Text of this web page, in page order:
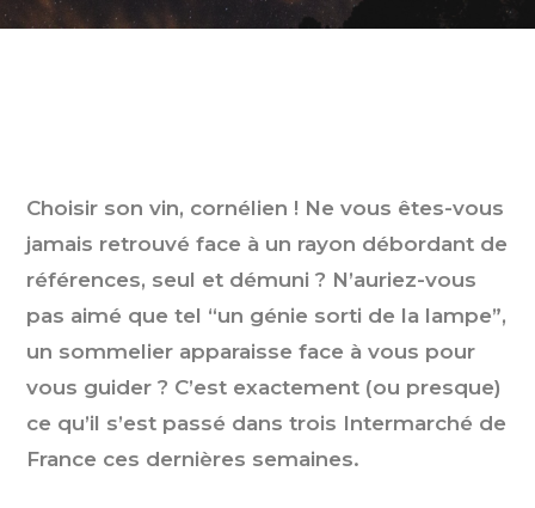
Choisir son vin, cornélien ! Ne vous êtes-vous
jamais retrouvé face à un rayon débordant de
références, seul et démuni ? N’auriez-vous
pas aimé que tel “un génie sorti de la lampe”,
un sommelier apparaisse face à vous pour
vous guider ? C’est exactement (ou presque)
ce qu’il s’est passé dans trois Intermarché de
France ces dernières semaines.